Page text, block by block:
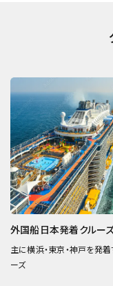
外国船日本発着クルー
主に横浜・東京・神戸を発着
ーズ